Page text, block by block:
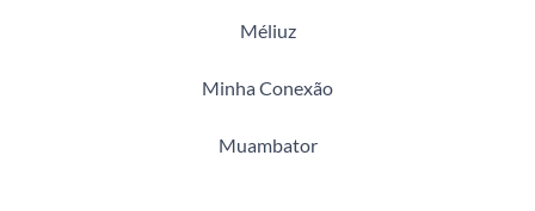
Méliuz
Minha Conexão
Muambator